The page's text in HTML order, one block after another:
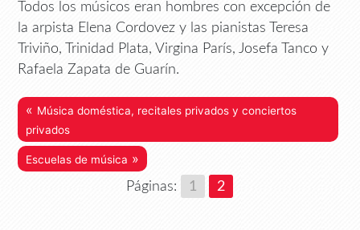
Todos los músicos eran hombres con excepción de
la arpista Elena Cordovez y las pianistas Teresa
Triviño, Trinidad Plata, Virgina París, Josefa Tanco y
Rafaela Zapata de Guarín.
« Música doméstica, recitales privados y conciertos
privados
Escuelas de música »
Páginas: 1 2